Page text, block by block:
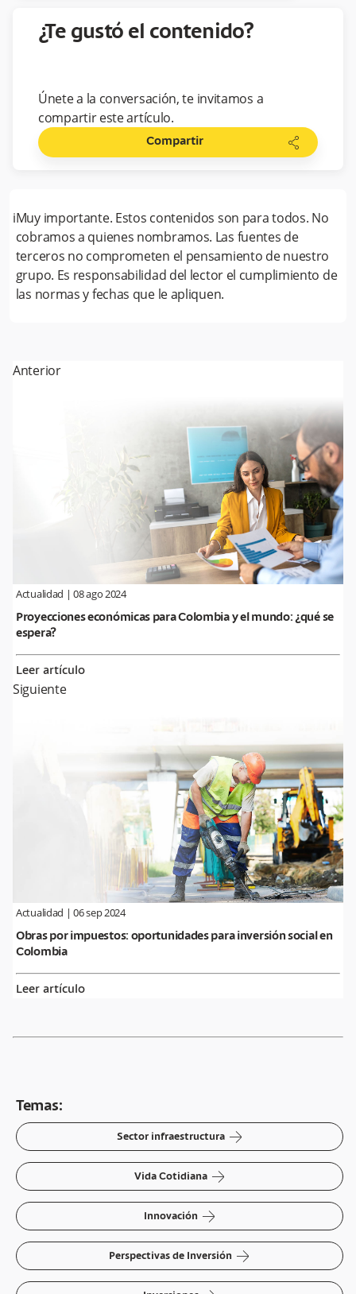
¿Te gustó el contenido?
Únete a la conversación, te invitamos a
compartir este artículo.
Compartir share
iMuy importante. Estos contenidos son para todos. No
cobramos a quienes nombramos. Las fuentes de
terceros no comprometen el pensamiento de nuestro
grupo. Es responsabilidad del lector el cumplimiento de
las normas y fechas que le apliquen.
Anterior
Actualidad |08 ago 2024
Proyecciones económicas para Colombia y el mundo: ¿qué se
espera?
Leer artículo
Siguiente
Actualidad |06 sep 2024
Obras por impuestos: oportunidades para inversión social en
Colombia
Leer artículo
Temas:
Sector infraestructura arrow-right
Vida Cotidiana arrow-right
Innovación arrow-right
Perspectivas de Inversión arrow-right